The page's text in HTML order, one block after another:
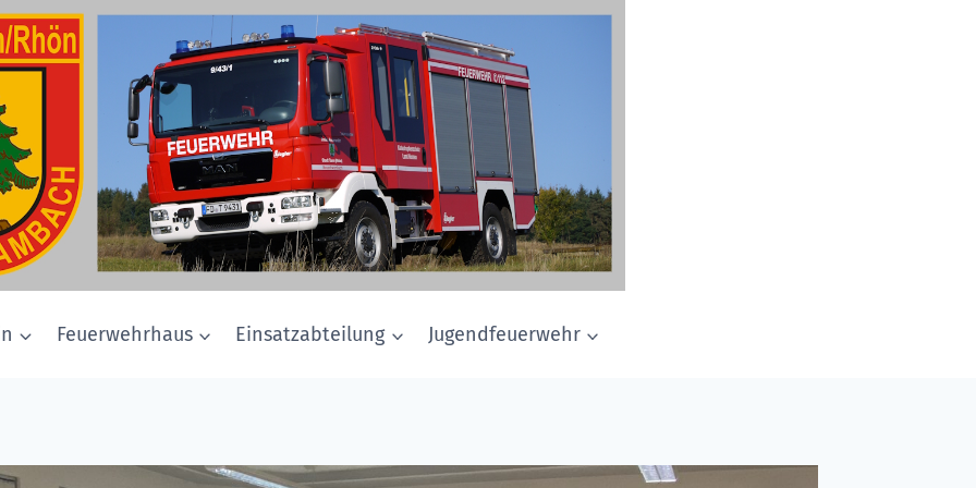
Feuerwehrhaus Einsatzabteilung Jugendfeuerwehr